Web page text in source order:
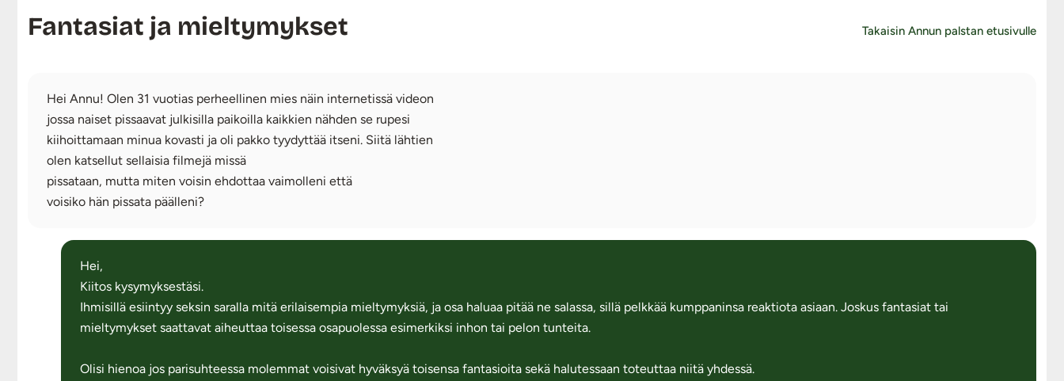
Fantasiat ja mieltymykset Takaisin Annun palstan etusivulle
Hei Annu! Olen 31 vuotias perheellinen mies näin internetissä videon
jossa naiset pissaavat julkisilla paikoilla kaikkien nähden se rupesi
kiihoittamaan minua kovasti ja oli pakko tyydyttää itseni. Siitä lähtien
olen katsellut sellaisia filmejä missä
pissataan, mutta miten voisin ehdottaa vaimolleni että
voisiko hän pissata päälleni?
Hei,
Kiitos kysymyksestäsi.
Ihmisillä esiintyy seksin saralla mitä erilaisempia mieltymyksiä, ja osa haluaa pitää ne salassa, sillä pelkkää kumppaninsa reaktiota asiaan. Joskus fantasiat tai
mieltymykset saattavat aiheuttaa toisessa osapuolessa esimerkiksi inhon tai pelon tunteita.
Olisi hienoa jos parisuhteessa molemmat voisivat hyväksyä toisensa fantasioita sekä halutessaan toteuttaa niitä yhdessä.